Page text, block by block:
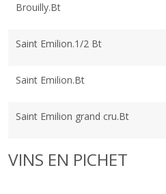
Brouilly.Bt
Saint Emilion.1/2 Bt
Saint Emilion.Bt
Saint Emilion grand cru.Bt
VINS EN PICHET